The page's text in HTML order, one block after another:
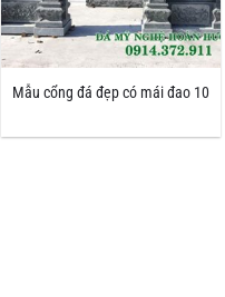
Mẫu cổng đá đẹp có mái đao 10